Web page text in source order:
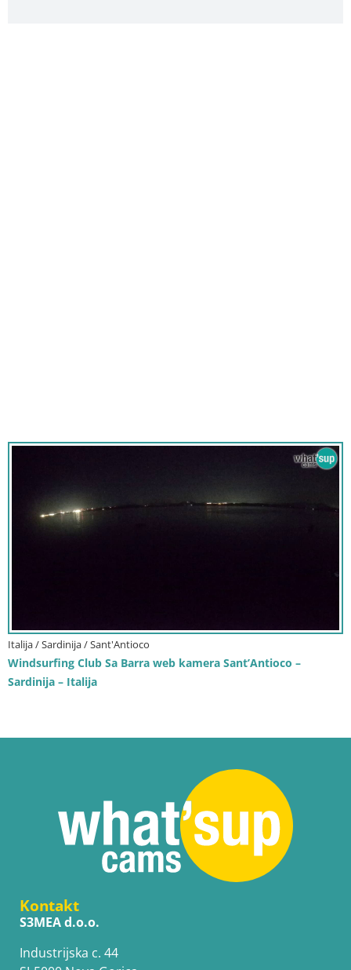
Italija / Sardinija / Sant'Antioco
Windsurfing Club Sa Barra web kamera Sant’Antioco –
Sardinija – Italija
Kontakt
S3MEA d.o.o.
Industrijska c. 44